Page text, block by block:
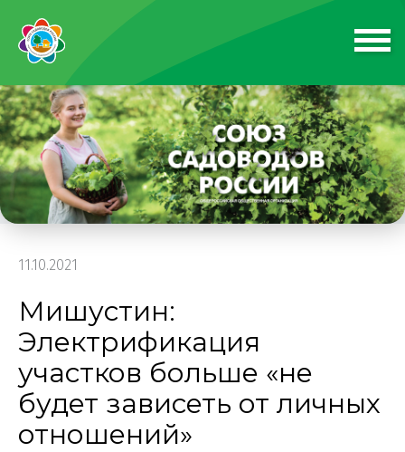
11.10.2021
Мишустин:
Электрификация
участков больше «не
будет зависеть от личных
отношений»